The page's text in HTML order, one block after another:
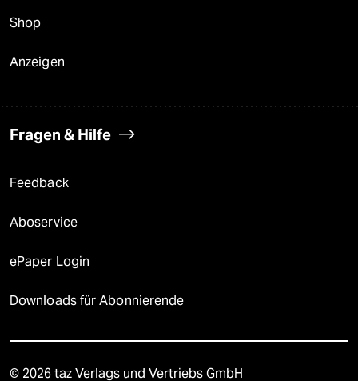
Shop
Anzeigen
Fragen & Hilfe
Feedback
Aboservice
ePaper Login
Downloads für Abonnierende
© 2026 taz Verlags und Vertriebs GmbH